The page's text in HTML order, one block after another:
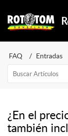
FAQ Entradas
¿En el
también